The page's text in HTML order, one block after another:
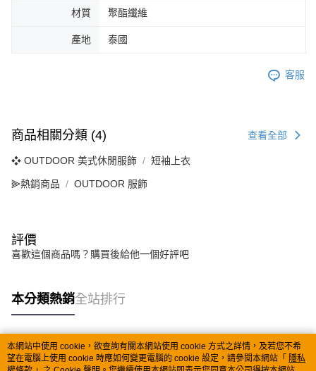
材質 聚酯纖維
產地 泰國
客服
商品相關分類 (4) 查看全部
❖ OUTDOOR 美式休閒服飾 短袖上衣
⫸熱銷商品 OUTDOOR 服飾
評價
喜歡這個商品嗎？購買後給他一個好評吧
本分類熱銷全站排行
熱門標籤
本網站中使用 cookie，欲查詢有關本網站使用 cookie 方式之詳情，及若您不希
望在電腦上使用 cookie 時應如何變更電腦的 cookie 設定，請參閱本網站「 隱私